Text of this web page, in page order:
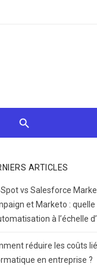
ARTICLES
vs Salesforce
et Marketo :
à l’échelle
réduire les coûts
en entreprise ?